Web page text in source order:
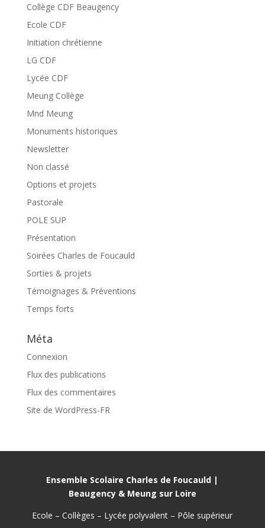
Collège CDF Beaugency
Ecole CDF
Initiation chrétienne
LG CDF
Lycée CDF
Meung Collège
Mnd Meung
Monuments historiques
Newsletter
Non classé
Options et projets
Pastorale
POLE SUP
Présentation
Soirées Charles de Foucauld
Sorties & projets
Témoignages & Préventions
Temps forts
Méta
Connexion
Flux des publications
Flux des commentaires
Site de WordPress-FR
Ensemble Scolaire Charles de Foucauld |
Beaugency & Meung sur Loire
Ecole – Collèges – Lycée polyvalent – Pôle supérieur